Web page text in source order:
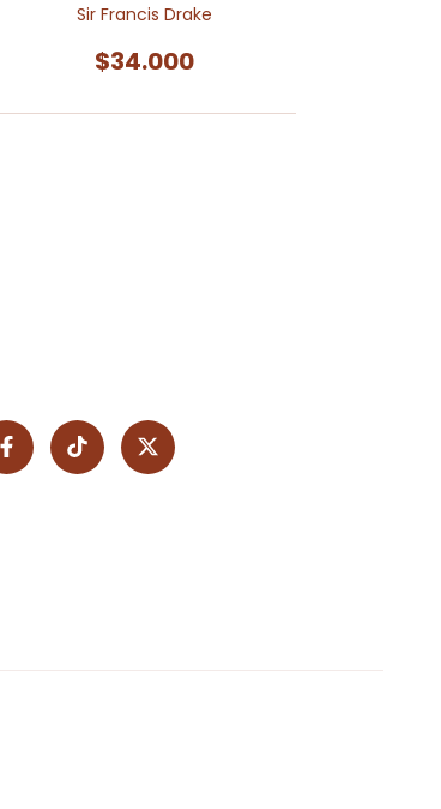
Sir Francis Drake
$34.000